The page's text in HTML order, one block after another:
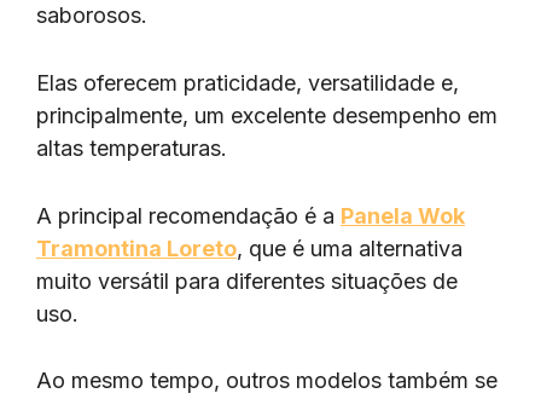
saborosos.
Elas oferecem praticidade, versatilidade e,
principalmente, um excelente desempenho em
altas temperaturas.
A principal recomendação é a Panela Wok
Tramontina Loreto, que é uma alternativa
muito versátil para diferentes situações de
uso.
Ao mesmo tempo, outros modelos também se